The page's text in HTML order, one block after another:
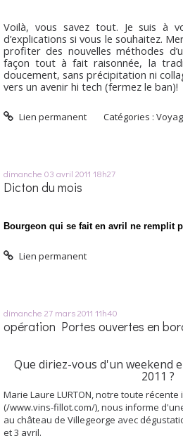
Voilà, vous savez tout. Je suis à
d’explications si vous le souhaitez.
profiter des nouvelles méthodes
façon tout à fait raisonnée, la
doucement, sans précipitation ni
vers un avenir hi tech (fermez le ban)!
Lien permanent Catégories :
dimanche 03 avril 2011 18h27
Dicton du mois
Bourgeon qui se fait en avril ne remplit
Lien permanent
dimanche 27 mars 2011 11h40
opération Portes ouvertes en
Que diriez-vous d'un weekend
2011 ?
Marie Laure LURTON, notre toute
(/www.vins-fillot.com/), nous informe
au château de Villegeorge avec
et 3 avril.